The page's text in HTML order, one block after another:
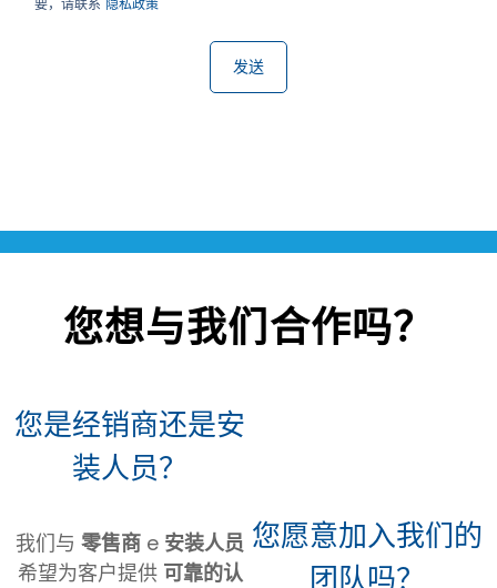
要，请联系 隐私政策
发送
您想与我们合作吗？
您是经销商还是安
装人员？
我们与 零售商 e 安装人员
希望为客户提供 可靠的认
您愿意加入我们的
团队吗？